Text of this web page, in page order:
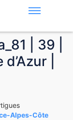
| 39 |
|
Alpes-Côte